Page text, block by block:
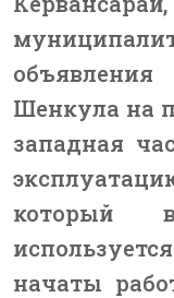
Шенкула на
западная
который
начаты